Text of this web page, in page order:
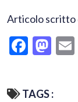
Articolo scritto
TAGS :